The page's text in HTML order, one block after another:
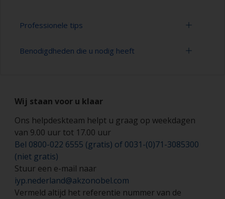
Professionele tips
Schilderen met een verfroller:
De verfrollers moeten gemaakt zijn van schuim
dichtheid om de vorming van belletjes die
kunnen ontstaan bij het gebruik van verfrollers
gemaakt van mohair of van schuim met grote
cellen tot een minimum te beperken.
Als u schildert met rollers van vilt of mohair,
wikkel dan afplaktap rondom een nieuwe roller
Benodigdheden die u nodig heeft
Verfrollers (geschikte soorten en grootten)
Schilderskwasten (geschikte soorten en
Kleefdoek of vezelvrije doeken
Wij staan voor u klaar
Ons helpdeskteam helpt u graag op weekdagen
van 9.00 uur tot 17.00 uur
Bel 0800-022 6555 (gratis) of 0031-(0)71-3085300
(niet gratis)
Stuur een e-mail naar
iyp.nederland@akzonobel.com
Vermeld altijd het referentie nummer van de